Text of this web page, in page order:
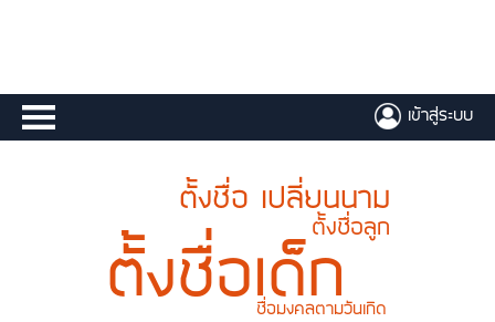
เข้าสู่ระบบ
ตั้งชื่อ เปลี่ยนนาม
ตั้งชื่อลูก
ตั้งชื่อเด็ก
ชื่อมงคลตามวันเกิด